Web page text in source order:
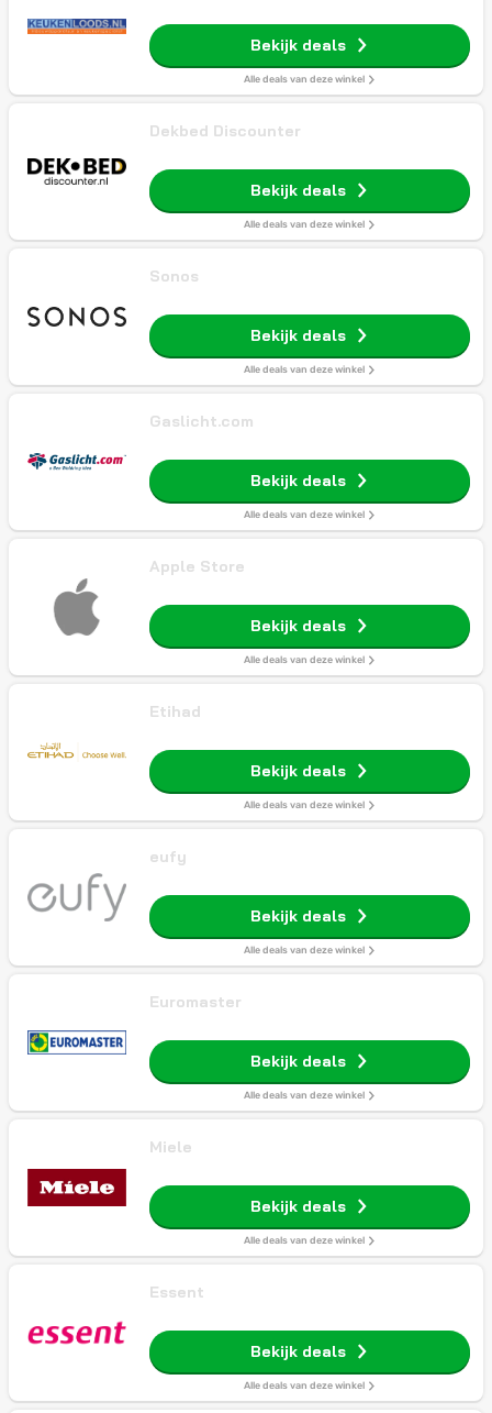
Bekijk deals
Alle deals van deze winkel
Dekbed Discounter
Bekijk deals
Alle deals van deze winkel
Sonos
Bekijk deals
Alle deals van deze winkel
Gaslicht.com
Bekijk deals
Alle deals van deze winkel
Apple Store
Bekijk deals
Alle deals van deze winkel
Etihad
Bekijk deals
Alle deals van deze winkel
eufy
Bekijk deals
Alle deals van deze winkel
Euromaster
Bekijk deals
Alle deals van deze winkel
Miele
Bekijk deals
Alle deals van deze winkel
Essent
Bekijk deals
Alle deals van deze winkel